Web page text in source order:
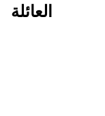
العائلة